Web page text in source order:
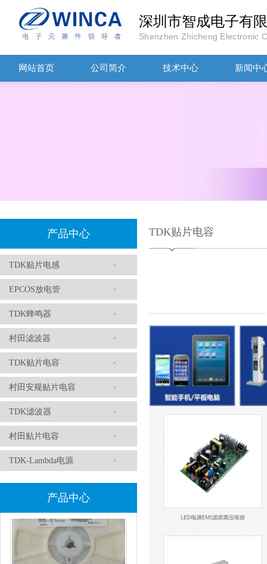
深圳市智成电子有
Shenzhen Zhicheng Electronic
网站首页 公司简介 技术中心 新闻中
产品中心
TDK贴片电感
EPCOS放电管
TDK蜂鸣器
村田滤波器
TDK贴片电容
村田安规贴片电容
TDK滤波器
村田贴片电容
TDK-Lambda电源
产品中心
TDK-EPCOS热敏电阻 B57351V5103H060
村田磁珠BLM18AG102SH1D
TDK贴片电容